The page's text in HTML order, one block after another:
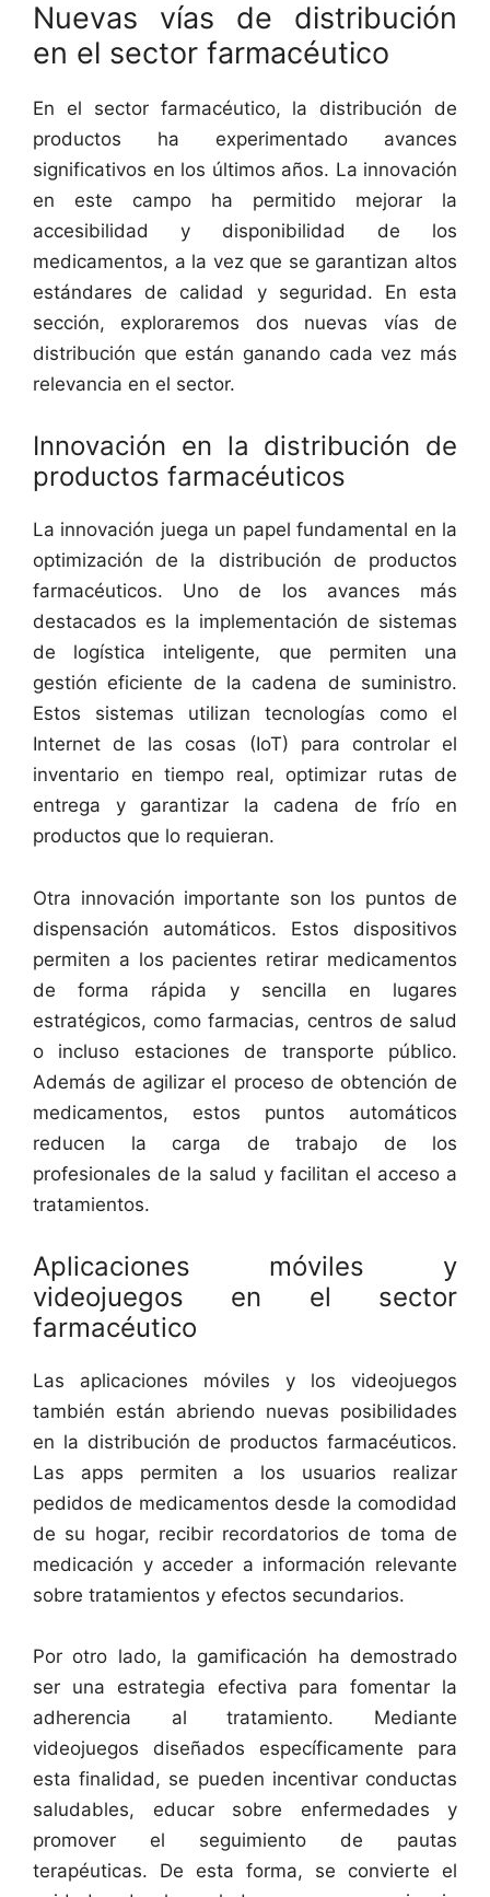
Nuevas vías de distribución
en el sector farmacéutico
En el sector farmacéutico, la distribución de
productos ha experimentado avances
significativos en los últimos años. La innovación
en este campo ha permitido mejorar la
accesibilidad y disponibilidad de los
medicamentos, a la vez que se garantizan altos
estándares de calidad y seguridad. En esta
sección, exploraremos dos nuevas vías de
distribución que están ganando cada vez más
relevancia en el sector.
Innovación en la distribución de
productos farmacéuticos
La innovación juega un papel fundamental en la
optimización de la distribución de productos
farmacéuticos. Uno de los avances más
destacados es la implementación de sistemas
de logística inteligente, que permiten una
gestión eficiente de la cadena de suministro.
Estos sistemas utilizan tecnologías como el
Internet de las cosas (IoT) para controlar el
inventario en tiempo real, optimizar rutas de
entrega y garantizar la cadena de frío en
productos que lo requieran.
Otra innovación importante son los puntos de
dispensación automáticos. Estos dispositivos
permiten a los pacientes retirar medicamentos
de forma rápida y sencilla en lugares
estratégicos, como farmacias, centros de salud
o incluso estaciones de transporte público.
Además de agilizar el proceso de obtención de
medicamentos, estos puntos automáticos
reducen la carga de trabajo de los
profesionales de la salud y facilitan el acceso a
tratamientos.
Aplicaciones móviles y
videojuegos en el sector
farmacéutico
Las aplicaciones móviles y los videojuegos
también están abriendo nuevas posibilidades
en la distribución de productos farmacéuticos.
Las apps permiten a los usuarios realizar
pedidos de medicamentos desde la comodidad
de su hogar, recibir recordatorios de toma de
medicación y acceder a información relevante
sobre tratamientos y efectos secundarios.
Por otro lado, la gamificación ha demostrado
ser una estrategia efectiva para fomentar la
adherencia al tratamiento. Mediante
videojuegos diseñados específicamente para
esta finalidad, se pueden incentivar conductas
saludables, educar sobre enfermedades y
promover el seguimiento de pautas
terapéuticas. De esta forma, se convierte el